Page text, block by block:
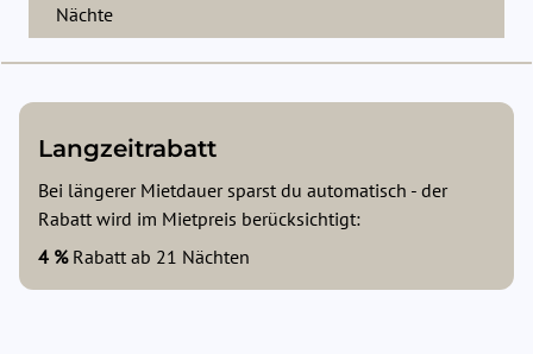
Nächte
Langzeitrabatt
Bei längerer Mietdauer sparst du automatisch - der
Rabatt wird im Mietpreis berücksichtigt:
4 %Rabatt ab 21 Nächten